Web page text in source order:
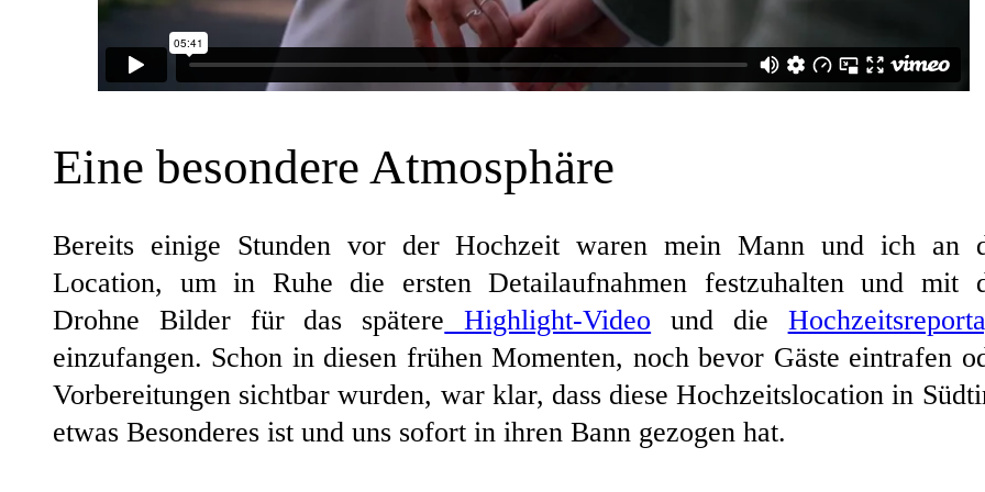
Eine besondere Atmosphäre
Bereits einige Stunden vor der Hochzeit waren mein Mann und ich an
Location, um in Ruhe die ersten Detailaufnahmen festzuhalten und mit
Drohne Bilder für das spätere Highlight-Video und die
einzufangen. Schon in diesen frühen Momenten, noch bevor Gäste eintrafen
Vorbereitungen sichtbar wurden, war klar, dass diese Hochzeitslocation in
etwas Besonderes ist und uns sofort in ihren Bann gezogen hat.